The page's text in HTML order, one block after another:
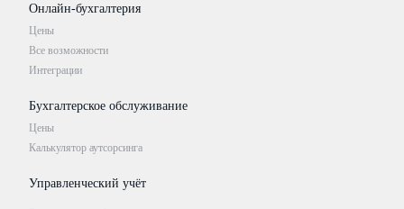
Онлайн-бухгалтерия
Цены
Все возможности
Интеграции
Бухгалтерское обслуживание
Цены
Калькулятор аутсорсинга
Управленческий учёт